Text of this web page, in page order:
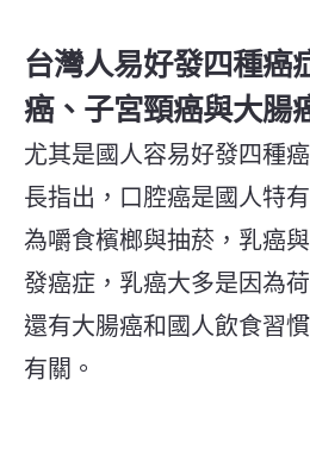
台灣人易好發四種癌
癌、子宮頸癌與大腸
尤其是國人容易好發四種
長指出，口腔癌是國人特
為嚼食檳榔與抽菸，乳癌
發癌症，乳癌大多是因為
還有大腸癌和國人飲食習
有關。